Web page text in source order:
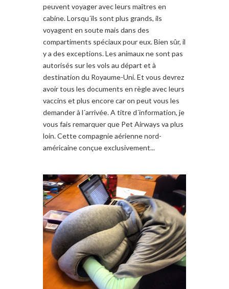
peuvent voyager avec leurs maîtres en
cabine. Lorsqu´ils sont plus grands, ils
voyagent en soute mais dans des
compartiments spéciaux pour eux. Bien sûr, il
y a des exceptions. Les animaux ne sont pas
autorisés sur les vols au départ et à
destination du Royaume-Uni. Et vous devrez
avoir tous les documents en règle avec leurs
vaccins et plus encore car on peut vous les
demander à l´arrivée. A titre d´information, je
vous fais remarquer que Pet Airways va plus
loin. Cette compagnie aérienne nord-
américaine conçue exclusivement...